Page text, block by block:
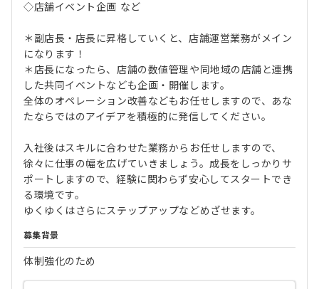
◇店舗イベント企画 など
＊副店長・店長に昇格していくと、店舗運営業務がメイン
になります！
＊店長になったら、店舗の数値管理や同地域の店舗と連携
した共同イベントなども企画・開催します。
全体のオペレーション改善などもお任せしますので、あな
たならではのアイデアを積極的に発信してください。
入社後はスキルに合わせた業務からお任せしますので、
徐々に仕事の幅を広げていきましょう。成長をしっかりサ
ポートしますので、経験に関わらず安心してスタートでき
る環境です。
ゆくゆくはさらにステップアップなどめざせます。
募集背景
体制強化のため